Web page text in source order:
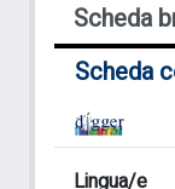
Scheda
Scheda
Lingua/e